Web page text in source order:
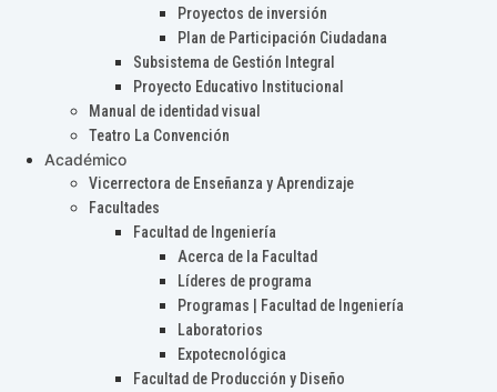
Proyectos de inversión
Plan de Participación Ciudadana
Subsistema de Gestión Integral
Proyecto Educativo Institucional
Manual de identidad visual
Teatro La Convención
Académico
Vicerrectora de Enseñanza y Aprendizaje
Facultades
Facultad de Ingeniería
Acerca de la Facultad
Líderes de programa
Programas | Facultad de Ingeniería
Laboratorios
Expotecnológica
Facultad de Producción y Diseño